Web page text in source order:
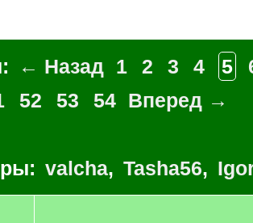
← Назад 1 2 3 4 5
52 53 54 Вперед →
valcha, Tasha56,